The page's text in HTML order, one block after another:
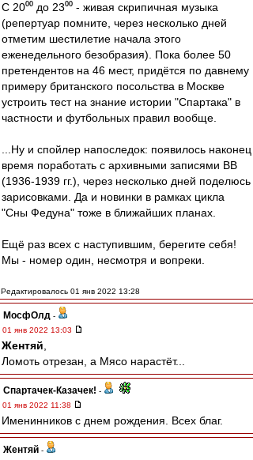
С 20⁰⁰ до 23⁰⁰ - живая скрипичная музыка
(репертуар помните, через несколько дней
отметим шестилетие начала этого
еженедельного безобразия). Пока более 50
претендентов на 46 мест, придётся по давнему
примеру британского посольства в Москве
устроить тест на знание истории "Спартака" в
частности и футбольных правил вообще.
...Ну и спойлер напоследок: появилось наконец
время поработать с архивными записями ВВ
(1936-1939 гг.), через несколько дней поделюсь
зарисовками. Да и новинки в рамках цикла
"Сны Федуна" тоже в ближайших планах.
Ещё раз всех с наступившим, берегите себя!
Мы - номер один, несмотря и вопреки.
Редактировалось 01 янв 2022 13:28
МосфОлд -
01 янв 2022 13:03
Жентяй
Ломоть отрезан, а Мясо нарастёт...
Спартачек-Казачек! -
01 янв 2022 11:38
Именинников с днем рождения. Всех благ.
Жентяй -